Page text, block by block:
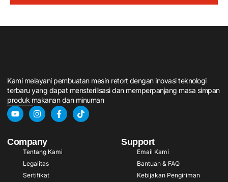
Kami melayani pembuatan mesin retort dengan inovasi teknologi
terbaru yang dapat mensterilisasi dan memperpanjang masa simpan
produk makanan dan minuman
Company
Tentang Kami
Legalitas
Sertifikat
Support
Email Kami
Bantuan & FAQ
Kebijakan Pengiriman